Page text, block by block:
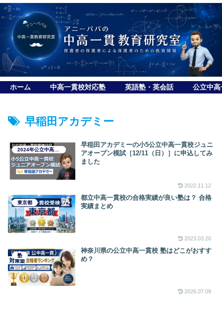
ホーム 中高一貫校対応塾 英語塾・英会話 公立中
早稲田アカデミー
2024年公立中高一貫校受検日記
早稲田アカデミーの小5公立中高一貫校ジュニ
アオープン模試［12/11（日）］に申込してみ
ました
2022.11.12
東京都
都立中高一貫校の合格実績が良い塾は？ 合格
実績まとめ
2023.03.20
塾
神奈川県の公立中高一貫校 塾はどこがおすす
め？
2026.07.09